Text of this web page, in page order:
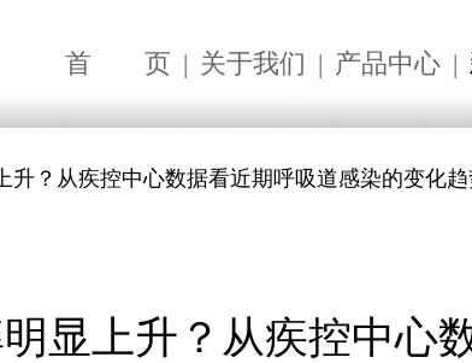
首 页 | 关于我们 | 产品中心 |
升？从疾控中心数据看近期呼吸道感染的变化
显上升？从疾控中心